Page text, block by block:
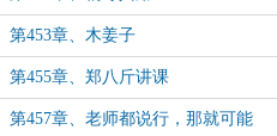
第453章、木姜子
第455章、郑八斤讲课
第457章、老师都说行，那就可能